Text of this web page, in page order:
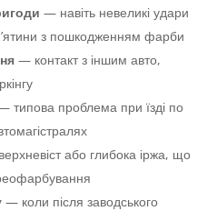
— навіть невеликі удари
з пошкодженням фарби
— контакт з іншим авто,
типова проблема при їзді по
або глибока іржа, що
— коли після заводського